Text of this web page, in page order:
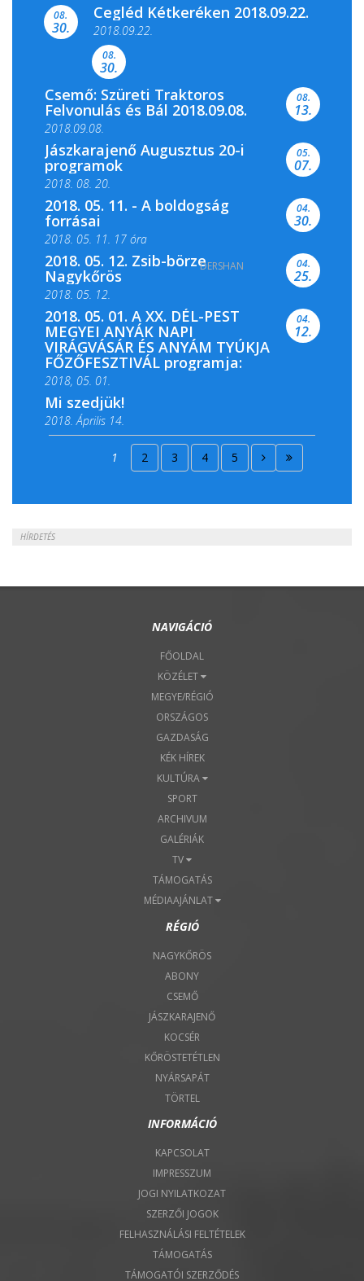
Színes és tartalmas programokkal várja a
Csemői Községi Könyvtár és...
08.
30.
Cegléd Kétkeréken 2018.09.22.
2018.09.22.
08.
30.
Csemő: Szüreti Traktoros
Felvonulás és Bál 2018.09.08.
2018.09.08.
08.
13.
Jászkarajenő Augusztus 20-i
programok
2018. 08. 20.
05.
07.
2018. 05. 11. - A boldogság
forrásai
2018. 05. 11. 17 óra
2018. 05. 11. 19 óra
04.
30.
2018. 05. 12. Zsib-börze
Nagykőrös
2018. 05. 12.
04.
25.
2018. 05. 01. A XX. DÉL-PEST
MEGYEI ANYÁK NAPI
VIRÁGVÁSÁR ÉS ANYÁM TYÚKJA
FŐZŐFESZTIVÁL programja:
2018, 05. 01.
04.
12.
Mi szedjük!
2018. Április 14.
2018. Április 15.
1 2 3 4 5
HÍRDETÉS
NAVIGÁCIÓ
FŐOLDAL
KÖZÉLET
MEGYE/RÉGIÓ
ORSZÁGOS
GAZDASÁG
KÉK HÍREK
KULTÚRA
SPORT
ARCHIVUM
GALÉRIÁK
TV
TÁMOGATÁS
MÉDIAAJÁNLAT
RÉGIÓ
NAGYKŐRÖS
ABONY
CSEMŐ
JÁSZKARAJENŐ
KOCSÉR
KŐRÖSTETÉTLEN
NYÁRSAPÁT
TÖRTEL
DERSHAN
INFORMÁCIÓ
KAPCSOLAT
IMPRESSZUM
JOGI NYILATKOZAT
SZERZŐI JOGOK
FELHASZNÁLÁSI FELTÉTELEK
TÁMOGATÁS
TÁMOGATÓI SZERZŐDÉS